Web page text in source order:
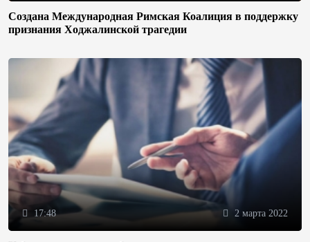
Создана Международная Римская Коалиция в поддержку
признания Ходжалинской трагедии
17:48 2 марта 2022